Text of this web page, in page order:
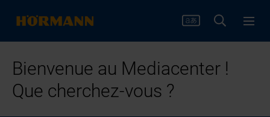
Bienvenue au Mediacenter !
Que cherchez-vous ?